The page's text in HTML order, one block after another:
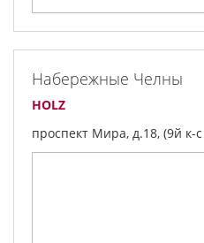
Набережные Челны
HOLZ
проспект Мира, д.18, (9й к-